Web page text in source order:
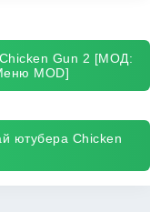
Gun 2 [МОД:
MOD]
ютубера Chicken